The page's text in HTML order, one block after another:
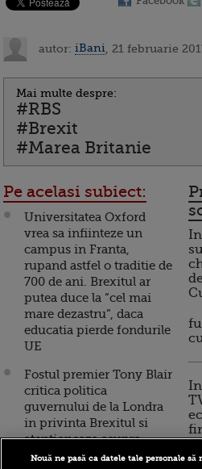
autor: iBani , 21 februarie
Mai multe despre:
#RBS
#Brexit
#Marea Britanie
Pe acelasi subiect:
Universitatea Oxford
vrea sa infiinteze un
campus in Franta,
rupand astfel o traditie de
700 de ani. Brexitul ar
putea duce la “cel mai
mare dezastru”, daca
educatia pierde fondurile
UE
Fostul premier Tony Blair
critica politica
guvernului de la Londra
in privinta Brexitul si
atentioneaza asupra
riscului ruperii Regatului
Nouă ne pasă ca datele tale personale să